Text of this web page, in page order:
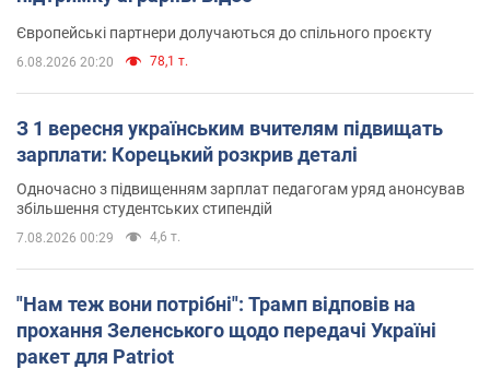
Європейські партнери долучаються до спільного проєкту
6.08.2026 20:20 78,1 т.
З 1 вересня українським вчителям підвищать
зарплати: Корецький розкрив деталі
Одночасно з підвищенням зарплат педагогам уряд анонсував
збільшення студентських стипендій
7.08.2026 00:29 4,6 т.
"Нам теж вони потрібні": Трамп відповів на
прохання Зеленського щодо передачі Україні
ракет для Patriot